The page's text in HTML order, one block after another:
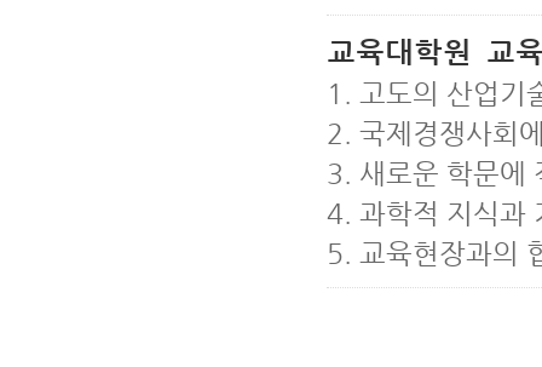
교육대학원 교
1. 고도의 산업기
2. 국제경쟁사회
3. 새로운 학문에
4. 과학적 지식과
5. 교육현장과의